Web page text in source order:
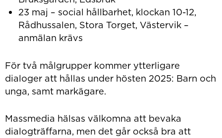
23 maj – social hållbarhet, klockan 10-12,
Rådhussalen, Stora Torget, Västervik –
anmälan krävs
För två målgrupper kommer ytterligare
dialoger att hållas under hösten 2025: Barn och
unga, samt markägare.
Massmedia hälsas välkomna att bevaka
dialogträffarna, men det går också bra att